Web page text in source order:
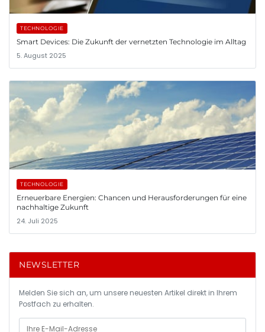
TECHNOLOGIE
Smart Devices: Die Zukunft der vernetzten Technologie im Alltag
5. August 2025
TECHNOLOGIE
Erneuerbare Energien: Chancen und Herausforderungen für eine
nachhaltige Zukunft
24. Juli 2025
NEWSLETTER
Melden Sie sich an, um unsere neuesten Artikel direkt in Ihrem
Postfach zu erhalten.